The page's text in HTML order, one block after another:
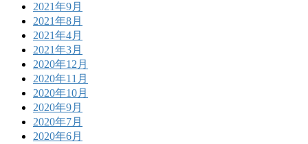
2021年9月
2021年8月
2021年4月
2021年3月
2020年12月
2020年11月
2020年10月
2020年9月
2020年7月
2020年6月